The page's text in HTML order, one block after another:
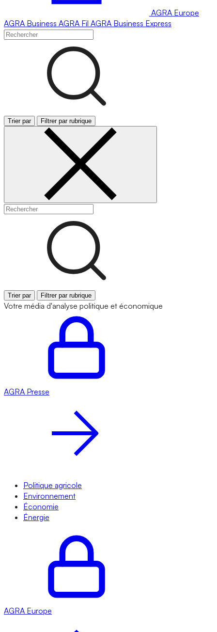
AGRA Europe
AGRA Business AGRA Fil AGRA Business Express
Trier par Filtrer par rubrique
Trier par Filtrer par rubrique
Votre média d'analyse politique et économique
AGRA Presse
Politique agricole
Environnement
Économie
Énergie
AGRA Europe